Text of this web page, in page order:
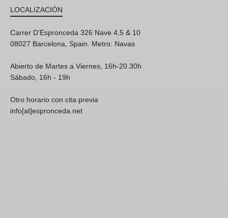
LOCALIZACIÓN
Carrer D'Espronceda 326 Nave 4,5 & 10
08027 Barcelona, Spain. Metro: Navas
Abierto de Martes a Viernes, 16h-20.30h
Sábado, 16h - 19h
Otro horario con cita previa
info[at]espronceda.net